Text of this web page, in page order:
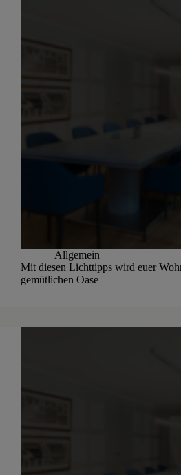
Allgemein
Mit diesen Lichttipps wird euer
gemütlichen Oase